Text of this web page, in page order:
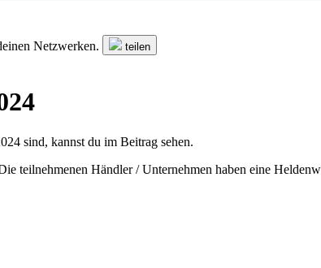
Netzwerken.
teilen
sind, kannst du im Beitrag sehen.
teilnehmenen Händler / Unternehmen haben eine